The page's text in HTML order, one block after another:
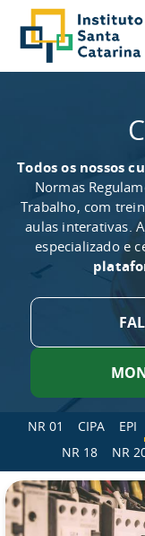
Todos os nossos
Normas
Trabalho, com
aulas interativas.
especializado e
NR 01 CIPA EPI
NR 18
NR